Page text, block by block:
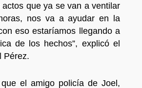
actos que ya se van a ventilar
nos va a ayudar en la
eso estaríamos llegando a
de los hechos”, explicó el
Pérez.
el amigo policía de Joel,